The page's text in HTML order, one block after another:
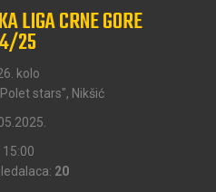
LIGA CRNE GORE
25
kolo
stars", Nikšić
15:00
20